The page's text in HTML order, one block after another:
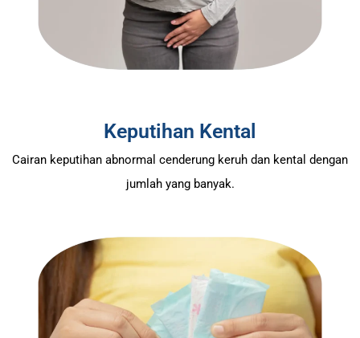
Keputihan Kental
Cairan keputihan abnormal cenderung keruh dan kental dengan
jumlah yang banyak.